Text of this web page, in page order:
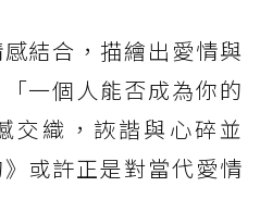
結合，描繪出愛情與
一個人能否成為你的
交織，詼諧與心碎並
或許正是對當代愛情